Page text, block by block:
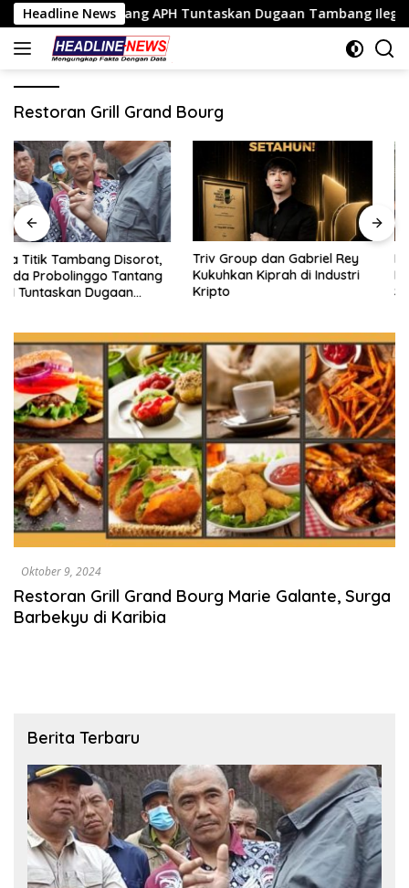
Langsung
ke
konten
Headline News
Tantang APH Tuntaskan Dugaan Tambang Ilegal
Restoran Grill Grand Bourg
Triv Group dan Gabriel Rey
Kukuhkan Kiprah di Industri
Kripto
Nasim Khan Bersama Sufmi
Dasco Dorong Dialog SPBUN
SGN–PTPN, Silaturahmi di
Oktober 9, 2024
Restoran Grill Grand Bourg Marie Galante, Surga
Barbekyu di Karibia
Berita Terbaru